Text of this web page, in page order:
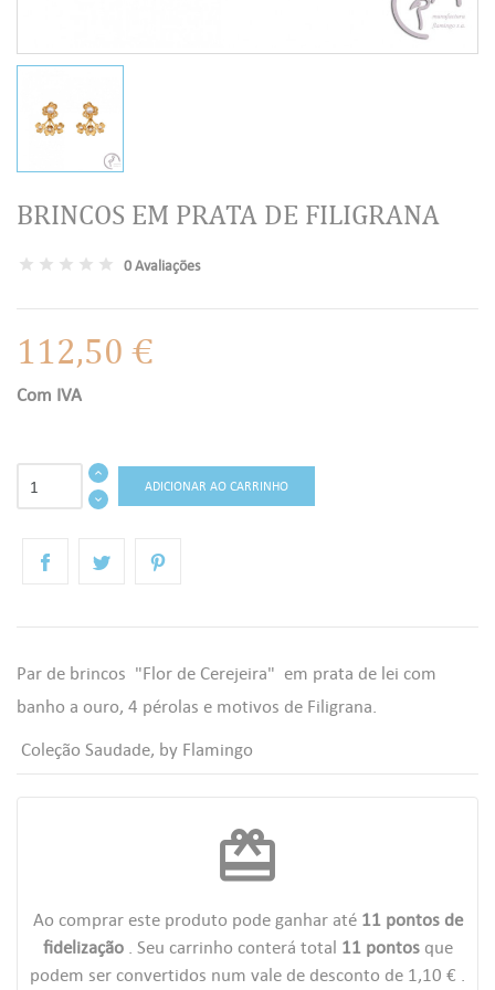
BRINCOS EM PRATA DE FILIGRANA
0 Avaliações
112,50 €
Com IVA
ADICIONAR AO CARRINHO
redeem
Ao comprar este produto pode ganhar até 11pontos de
fidelização. Seu carrinho conterá total 11pontosque
podem ser convertidos num vale de desconto de 1,10 € .
Par de brincos "Flor de Cerejeira" em prata de lei com
banho a ouro, 4 pérolas e motivos de Filigrana.
Coleção Saudade, by Flamingo